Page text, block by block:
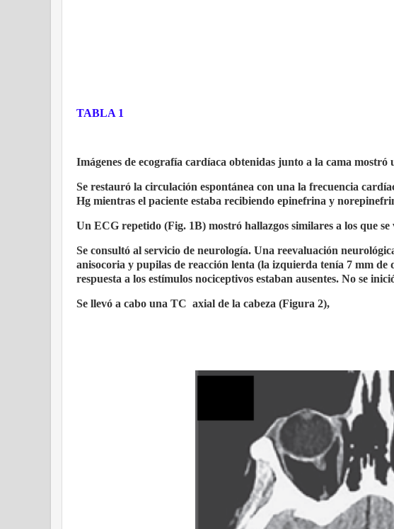
TABLA 1
Imágenes de ecografía cardíaca obtenidas junto a la cama
Se restauró la circulación espontánea con una la frecuencia
Hg mientras el paciente estaba recibiendo epinefrina y
Un ECG repetido (Fig. 1B) mostró hallazgos similares a los que se
Se consultó al servicio de neurología. Una reevaluación
anisocoria y pupilas de reacción lenta (la izquierda tenía 7 mm de
respuesta a los estímulos nociceptivos estaban ausentes. No se
Se llevó a cabo una TC axial de la cabeza (Figura 2),